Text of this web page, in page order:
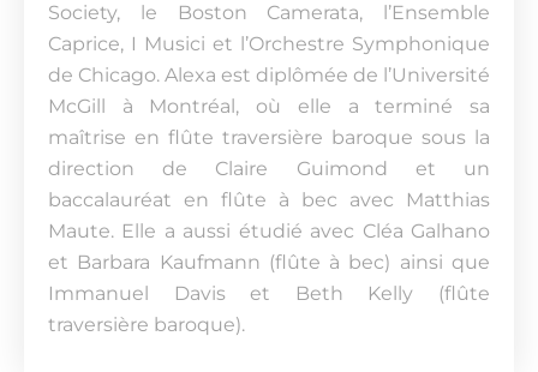
Society, le Boston Camerata, l’Ensemble
Caprice, I Musici et l’Orchestre Symphonique
de Chicago. Alexa est diplômée de l’Université
McGill à Montréal, où elle a terminé sa
maîtrise en flûte traversière baroque sous la
direction de Claire Guimond et un
baccalauréat en flûte à bec avec Matthias
Maute. Elle a aussi étudié avec Cléa Galhano
et Barbara Kaufmann (flûte à bec) ainsi que
Immanuel Davis et Beth Kelly (flûte
traversière baroque).